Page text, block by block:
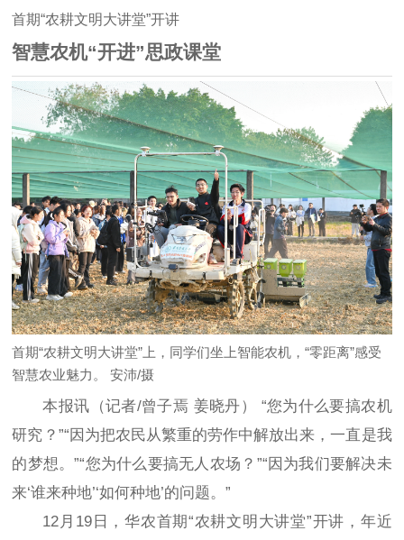
首期“农耕文明大讲堂”开讲
智慧农机“开进”思政课堂
首期“农耕文明大讲堂”上，同学们坐上智能农机，“零距离”感受
智慧农业魅力。 安沛/摄
本报讯（记者/曾子焉 姜晓丹） “您为什么要搞农机
研究？”“因为把农民从繁重的劳作中解放出来，一直是我
的梦想。”“您为什么要搞无人农场？”“因为我们要解决未
来‘谁来种地’‘如何种地’的问题。”
12月19日，华农首期“农耕文明大讲堂”开讲，年近